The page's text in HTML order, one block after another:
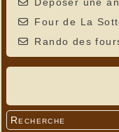
Four de La
Rando des
Recherche